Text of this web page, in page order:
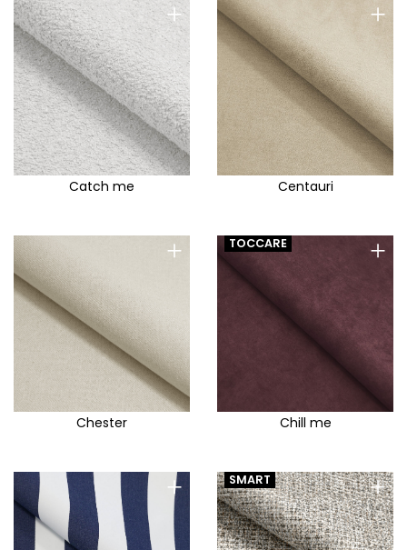
+
Catch me
+
Centauri
+
Chester
+
TOCCARE
Chill me
+ +
SMART